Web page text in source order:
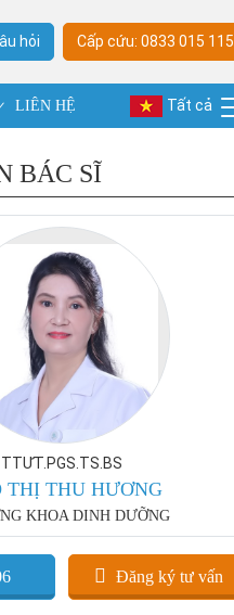
hỏi Cấp cứu: 0833 015 115
LIÊN HỆ Tất cả
BÁC SĨ
TTƯT.PGS.TS.BS
THỊ THU HƯƠNG
KHOA DINH DƯỠNG
Đăng ký tư vấn